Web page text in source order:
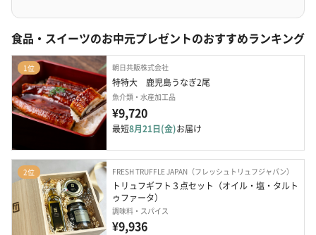
食品・スイーツのお中元プレゼントのおすすめランキング
1位 朝日共販株式会社
特特大　鹿児島うなぎ2尾
魚介類・水産加工品
¥9,720
最短8月21日(金)お届け
2位 FRESH TRUFFLE JAPAN（フレッシュトリュフジャパン）
トリュフギフト３点セット（オイル・塩・タルト
ゥファータ）
調味料・スパイス
¥9,936